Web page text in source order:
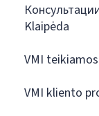
Klaipėda
VMI
VMI kliento